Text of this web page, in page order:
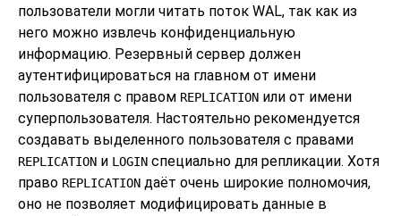
пользователи могли читать поток WAL, так как из
него можно извлечь конфиденциальную
информацию. Резервный сервер должен
аутентифицироваться на главном от имени
пользователя с правом REPLICATION или от имени
суперпользователя. Настоятельно рекомендуется
создавать выделенного пользователя с правами
REPLICATION и LOGIN специально для репликации. Хотя
право REPLICATION даёт очень широкие полномочия,
оно не позволяет модифицировать данные в